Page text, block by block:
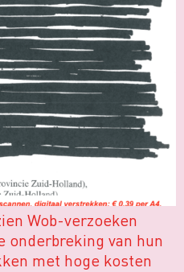
Wob-verzoeken
onderbreking van hun
met hoge kosten